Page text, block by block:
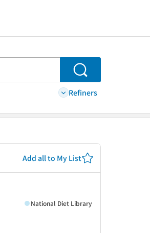
Search
Refiners
Add all to My List
National Diet Library